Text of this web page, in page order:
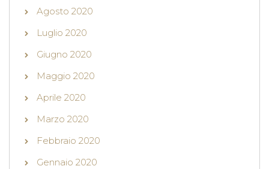
Agosto 2020
Luglio 2020
Giugno 2020
Maggio 2020
Aprile 2020
Marzo 2020
Febbraio 2020
Gennaio 2020